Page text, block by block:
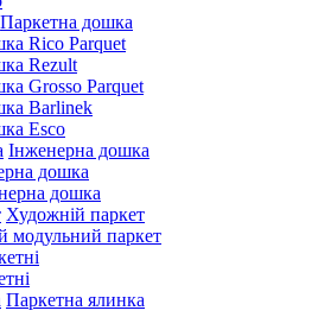
Паркетна дошка
Rico Parquet
Rezult
Grosso Parquet
Barlinek
Esco
Інженерна дошка
дошка
дошка
Художній паркет
модульний паркет
Паркетна ялинка